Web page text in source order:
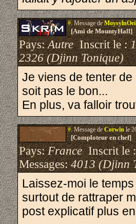
#.Message de
[Ami de MountyHall]
Pays:AutreInscrit le :
2326 (Djinn Tonique)
Je viens de tenter
soit pas le bon...
En plus, va falloir
#.Message deCorwinle
[Comploteur en chef]
Pays:FranceInscrit le
Messages:4013 (Djinn
Laissez-moi le
surtout de rattraper
post explicatif plus